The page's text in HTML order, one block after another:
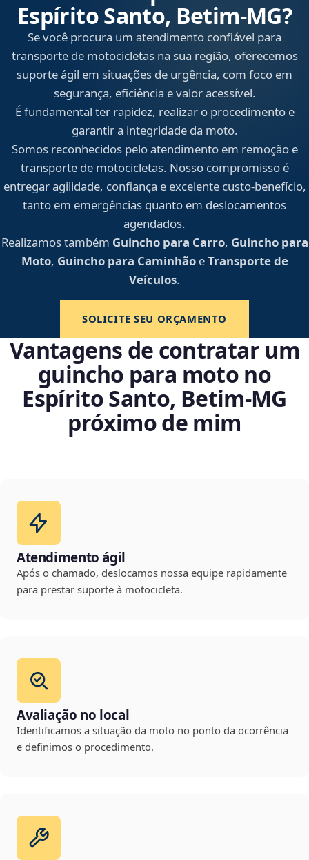
Espírito Santo, Betim‑MG?
Se você procura um atendimento confiável para
transporte de motocicletas na sua região, oferecemos
suporte ágil em situações de urgência, com foco em
segurança, eficiência e valor acessível.
É fundamental ter rapidez, realizar o procedimento e
garantir a integridade da moto.
Somos reconhecidos pelo atendimento em remoção e
transporte de motocicletas. Nosso compromisso é
entregar agilidade, confiança e excelente custo-benefício,
tanto em emergências quanto em deslocamentos
agendados.
Realizamos também Guincho para Carro, Guincho para
Moto, Guincho para CaminhãoeTransporte de
Veículos.
SOLICITE SEU ORÇAMENTO
Vantagens de contratar um
guincho para moto no
Espírito Santo, Betim‑MG
próximo de mim
Atendimento ágil
Após o chamado, deslocamos nossa equipe rapidamente
para prestar suporte à motocicleta.
Avaliação no local
Identificamos a situação da moto no ponto da ocorrência
e definimos o procedimento.